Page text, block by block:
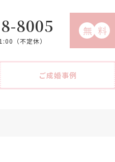
8005
（不定休）
無 料
ご成婚事例